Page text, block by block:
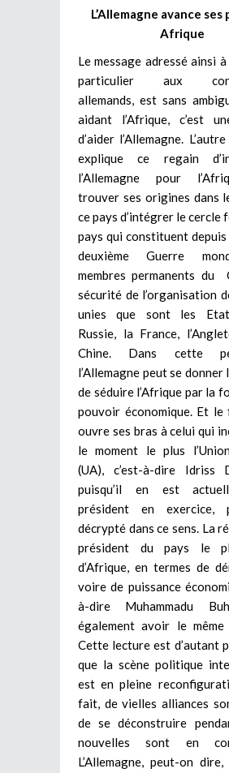
L’Allemagne avance ses
Afrique
Le message adressé ainsi
particulier aux
allemands, est sans
aidant l’Afrique, c’est
d’aider l’Allemagne.
explique ce regain
l’Allemagne pour
trouver ses origines dans
ce pays d’intégrer le cercle
pays qui constituent
deuxième Guerre
membres permanents du
sécurité de l’organisation
unies que sont les
Russie, la France,
Chine. Dans cette
l’Allemagne peut se donner
de séduire l’Afrique par la
pouvoir économique. Et le
ouvre ses bras à celui qui
le moment le plus
(UA), c’est-à-dire Idriss
puisqu’il en est
président en exercice,
décrypté dans ce sens. La
président du pays le
d’Afrique, en termes de
voire de puissance
à-dire Muhammadu
également avoir le même
Cette lecture est d’autant
que la scène politique
est en pleine
fait, de vielles alliances
de se déconstruire
nouvelles sont en
L’Allemagne, peut-on